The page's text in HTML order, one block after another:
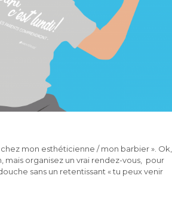
chez mon esthéticienne / mon barbier ». Ok,
mais organisez un vrai rendez-vous, pour
sans un retentissant « tu peux venir